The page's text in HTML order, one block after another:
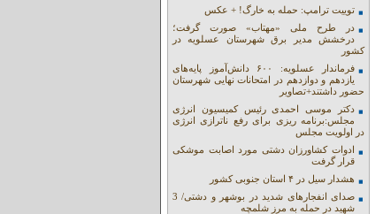
توییت ترامپ: حمله به خارگ! + عکس
در طرح ملی «مهتاب» صورت گرفت؛
درخشش مدیر برق شهرستان عسلویه در
کشور
فرماندار عسلویه: ۶۰۰ دانش‌آموز پایه‌های
یازدهم و دوازدهم در امتحانات نهایی شهرستان
حضور داشتند+تصاویر
دکتر موسی احمدی رئیس کمیسیون انرژی
مجلس:برنامه ریزی برای رفع ناترازی انرژی
در اولویت مجلس
ادوات کشاورزان دشتی مورد اصابت موشکی
قرار گرفت
هشدار سیل در ۴ استان جنوبی کشور
صدای انفجارهای شدید در بوشهر و دشتی/ 3
شهید در حمله به مرز شلمچه